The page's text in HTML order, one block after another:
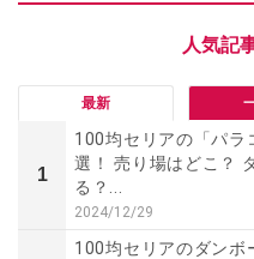
最新
1
100均セリアの「パラ
選！ 売り場はどこ？
る？...
2024/12/29
100均セリアのダンボ